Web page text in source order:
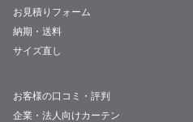
お見積りフォーム
納期・送料
サイズ直し
お客様の口コミ・評判
企業・法人向けカーテン